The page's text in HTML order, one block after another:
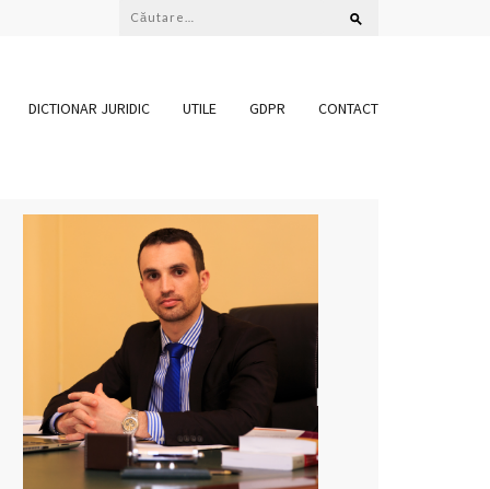
Caută
DICTIONAR JURIDIC UTILE GDPR CONTACT